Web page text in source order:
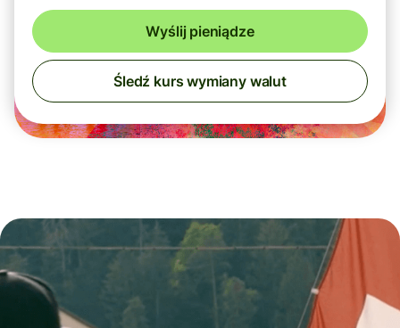
Wyślij pieniądze
Śledź kurs wymiany walut